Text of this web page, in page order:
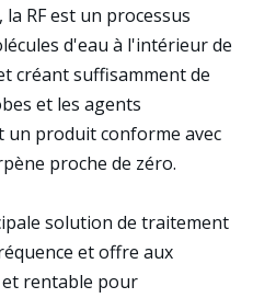
RF est un processus
d'eau à l'intérieur de
créant suffisamment de
et les agents
un produit conforme avec
proche de zéro.
solution de traitement
et offre aux
rentable pour